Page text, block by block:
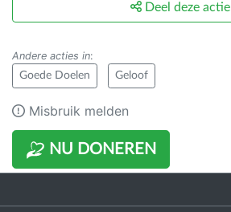
NU DONEREN
Deel deze actie
Andere acties in:
Goede Doelen Geloof
Misbruik melden